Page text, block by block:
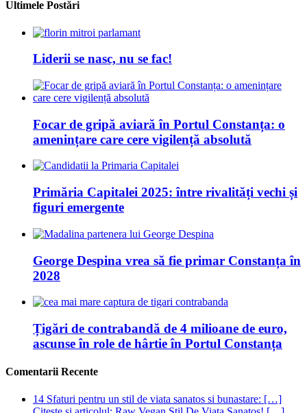
Ultimele Postări
Liderii se nasc, nu se fac!
Focar de gripă aviară în Portul Constanța: o
amenințare care cere vigilență absolută
Primăria Capitalei 2025: între rivalități vechi și
figuri emergente
George Despina vrea să fie primar Constanța în
2028
Țigări de contrabandă de 4 milioane de euro,
ascunse în role de hârtie în Portul Constanța
Comentarii Recente
14 Sfaturi pentru un stil de viata sanatos si bunastare: […]